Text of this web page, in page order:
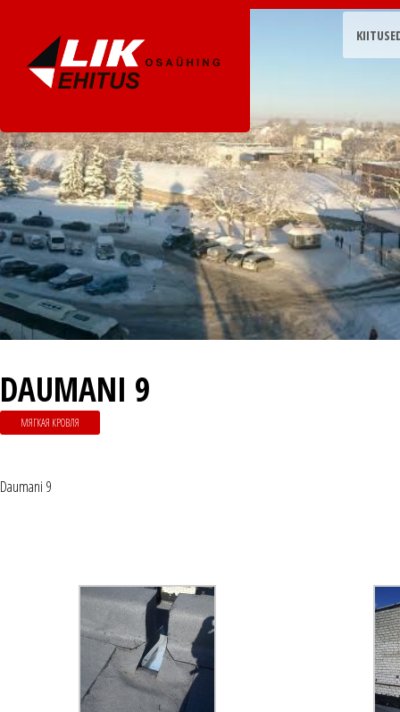
DAUMANI 9
МЯГКАЯ КРОВЛЯ
Daumani 9